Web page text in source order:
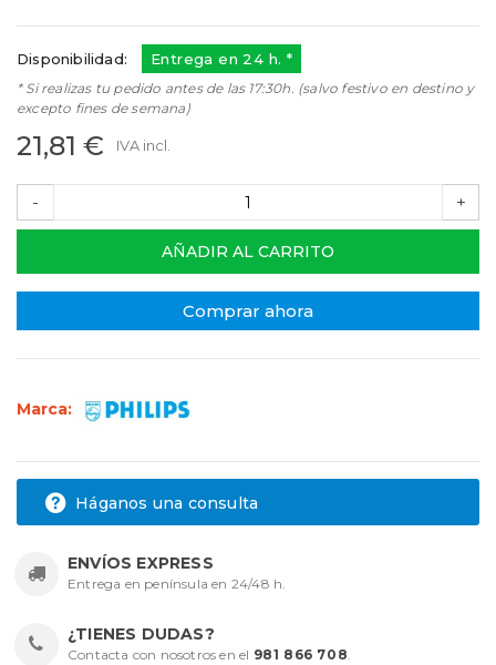
Disponibilidad: Entrega en 24 h. *
* Si realizas tu pedido antes de las 17:30h. (salvo festivo en destino y
excepto fines de semana)
21,81 € IVA incl.
- +
AÑADIR AL CARRITO
Comprar ahora
Marca:
Háganos una consulta
ENVÍOS EXPRESS
Entrega en península en 24/48 h.
¿TIENES DUDAS?
Contacta con nosotros en el 981 866 708.